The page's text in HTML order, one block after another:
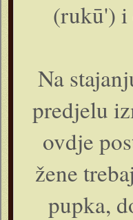
(rukū') i
Na
predjelu
ovdje
žene
pupka,